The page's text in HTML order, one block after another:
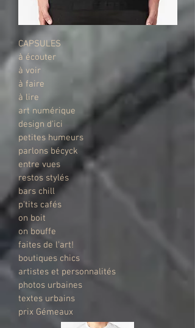
CAPSULES
à écouter
à voir
à faire
à lire
art numérique
design d'ici
petites humeurs
parlons bécyck
entre vues
restos stylés
bars chill
p'tits cafés
on boit
on bouffe
faites de l'art!
boutiques chics
artistes et personnalités
photos urbaines
textes urbains
prix Gémeaux